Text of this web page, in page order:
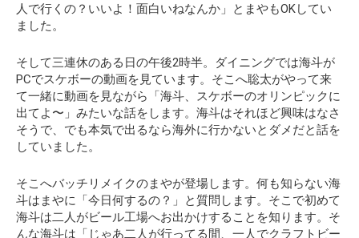
人で行くの？いいよ！面白いねなんか」とまやもOKしてい
ました。
そして三連休のある日の午後2時半。ダイニングでは海斗が
PCでスケボーの動画を見ています。そこへ聡太がやって来
て一緒に動画を見ながら「海斗、スケボーのオリンピックに
出てよ〜」みたいな話をします。海斗はそれほど興味はなさ
そうで、でも本気で出るなら海外に行かないとダメだと話を
していました。
そこへバッチリメイクのまやが登場します。何も知らない海
斗はまやに「今日何するの？」と質問します。そこで初めて
海斗は二人がビール工場へお出かけすることを知ります。そ
んな海斗は「じゃあ二人が行ってる間、一人でクラフトビー